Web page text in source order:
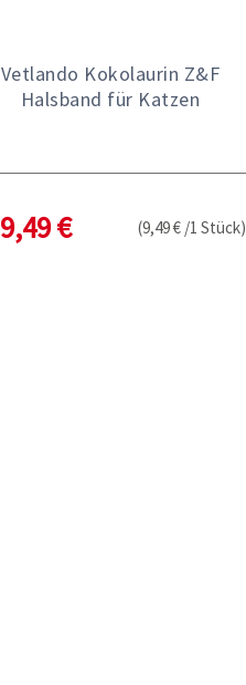
Vetlando Kokolaurin Z&F
Halsband für Katzen
9,49 € (9,49 € /1 Stück)